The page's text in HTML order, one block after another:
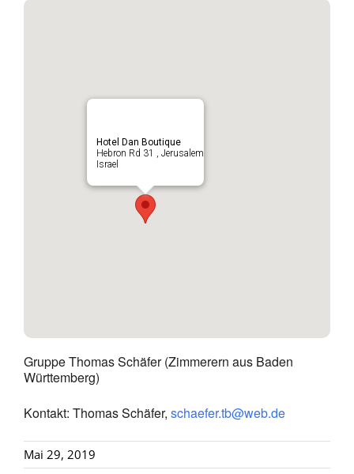
Hotel Dan Boutique
Hebron Rd 31 , Jerusalem
Israel
Gruppe Thomas Schäfer (Zimmerern aus Baden
Württemberg)
Kontakt: Thomas Schäfer, schaefer.tb@web.de
Mai 29, 2019